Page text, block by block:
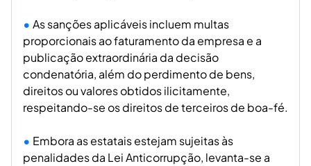
As sanções aplicáveis incluem multas
proporcionais ao faturamento da empresa e a
publicação extraordinária da decisão
condenatória, além do perdimento de bens,
direitos ou valores obtidos ilicitamente,
respeitando-se os direitos de terceiros de boa-fé.
Embora as estatais estejam sujeitas às
penalidades da Lei Anticorrupção, levanta-se a